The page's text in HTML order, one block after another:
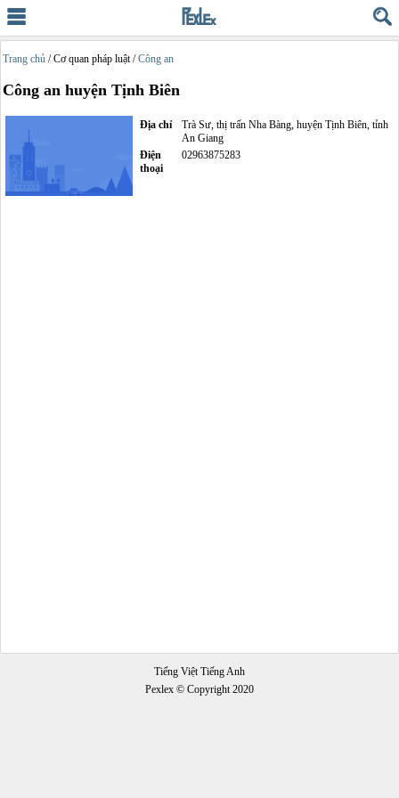
Trang chủ / Cơ quan pháp luật /Công an
Công an huyện Tịnh Biên
Địa chỉ
Trà Sư, thị trấn Nha Bàng, huyện Tịnh Biên, tỉnh
An Giang
Điện
thoại
02963875283
Tiếng Việt Tiếng Anh
Pexlex © Copyright 2020